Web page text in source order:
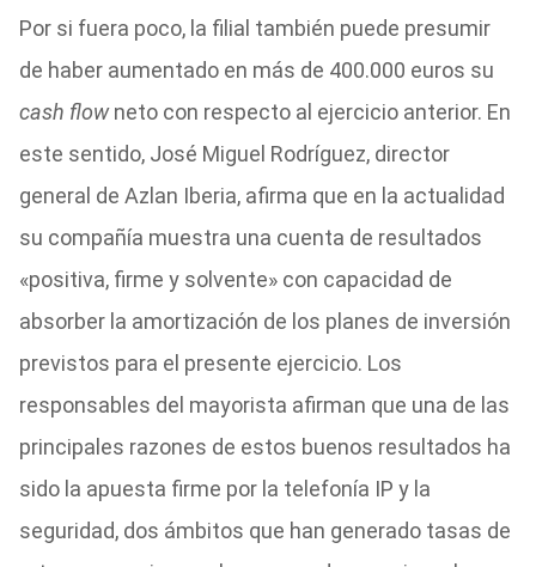
Por si fuera poco, la filial también puede presumir
de haber aumentado en más de 400.000 euros su
cash flowneto con respecto al ejercicio anterior. En
este sentido, José Miguel Rodríguez, director
general de Azlan Iberia, afirma que en la actualidad
su compañía muestra una cuenta de resultados
«positiva, firme y solvente» con capacidad de
absorber la amortización de los planes de inversión
previstos para el presente ejercicio. Los
responsables del mayorista afirman que una de las
principales razones de estos buenos resultados ha
sido la apuesta firme por la telefonía IP y la
seguridad, dos ámbitos que han generado tasas de